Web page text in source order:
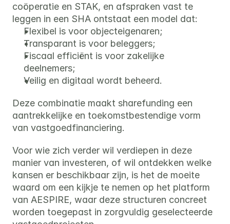
coöperatie en STAK, en afspraken vast te
leggen in een SHA ontstaat een model dat:
Flexibel is voor objecteigenaren;
Transparant is voor beleggers;
Fiscaal efficiënt is voor zakelijke
deelnemers;
Veilig en digitaal wordt beheerd.
Deze combinatie maakt sharefunding een
aantrekkelijke en toekomstbestendige vorm
van vastgoedfinanciering.
Voor wie zich verder wil verdiepen in deze
manier van investeren, of wil ontdekken welke
kansen er beschikbaar zijn, is het de moeite
waard om een kijkje te nemen op het platform
van AESPIRE, waar deze structuren concreet
worden toegepast in zorgvuldig geselecteerde